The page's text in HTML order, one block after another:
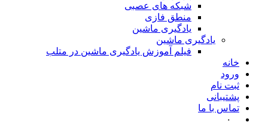
شبکه های عصبی
منطق فازی
یادگیری ماشین
یادگیری ماشین
فیلم آموزش یادگیری ماشین در متلب
خانه
ورود
ثبت نام
پشتیبانی
تماس با ما
۰